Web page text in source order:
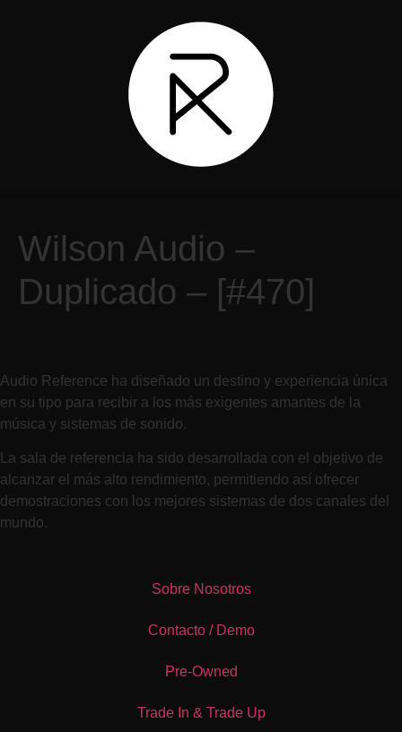
Wilson Audio –
Duplicado – [#470]
Audio Reference ha diseñado un destino y experiencia única
en su tipo para recibir a los más exigentes amantes de la
música y sistemas de sonido.
La sala de referencia ha sido desarrollada con el objetivo de
alcanzar el más alto rendimiento, permitiendo así ofrecer
demostraciones con los mejores sistemas de dos canales del
mundo.
Sobre Nosotros
Contacto / Demo
Pre-Owned
Trade In & Trade Up